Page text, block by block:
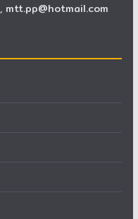
, mtt.pp@hotmail.com